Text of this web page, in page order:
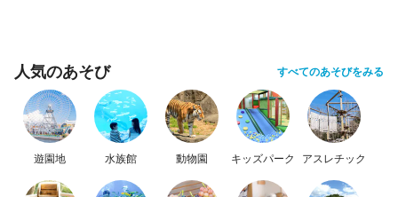
人気のあそび すべてのあそびをみる
遊園地 水族館 動物園 キッズパーク アスレチック